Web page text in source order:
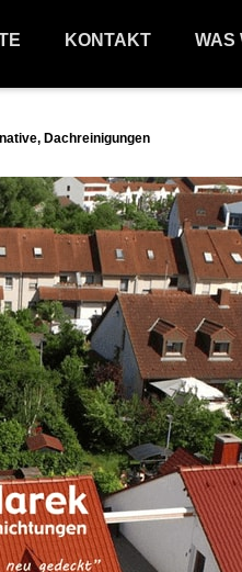
KONTAKT WAS
Dachreinigungen